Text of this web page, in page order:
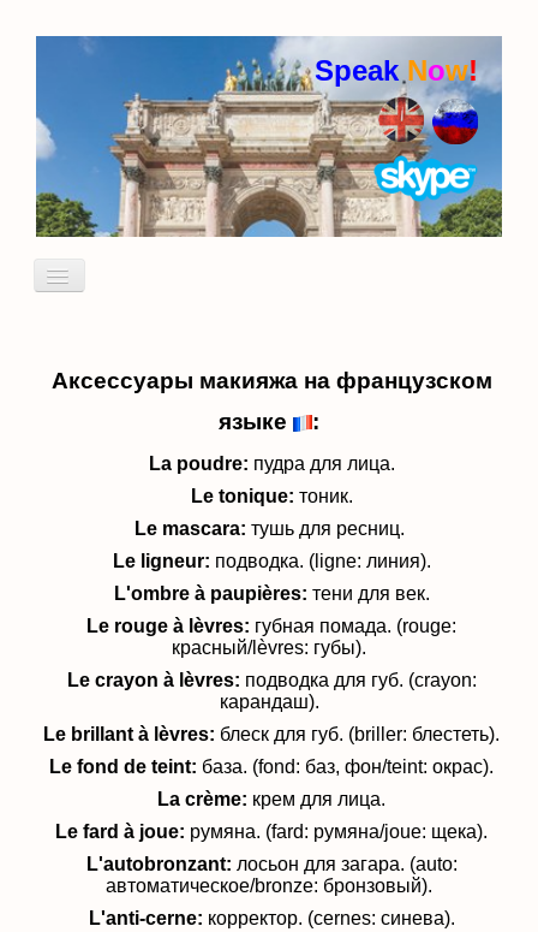
Speak Now!
Включить/
Аксессуары макияжа на французском
языке
:
La poudre: пудра для лица.
Le tonique: тоник.
Le mascara: тушь для ресниц.
Le ligneur: подводка. (ligne: линия).
L'ombre à paupières: тени для век.
Le rouge à lèvres: губная помада. (rouge:
красный/lèvres: губы).
Le crayon à lèvres: подводка для губ. (crayon:
карандаш).
Le brillant à lèvres: блеск для губ. (briller: блестеть).
Le fond de teint: база. (fond: баз, фон/teint: окрас).
La crème: крем для лица.
Le fard à joue: румяна. (fard: румяна/joue: щека).
L'autobronzant: лосьон для загара. (auto:
автоматическое/bronze: бронзовый).
L'anti-cerne: корректор. (cernes: синева).